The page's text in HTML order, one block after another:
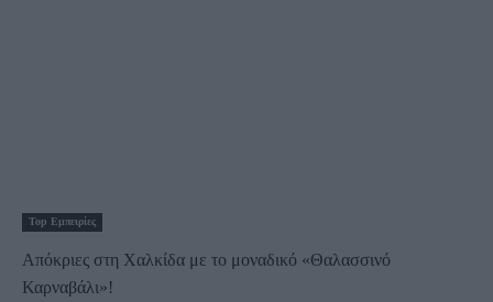
Τοp Εμπειρίες
Απόκριες στη Χαλκίδα με το μοναδικό «Θαλασσινό
Καρναβάλι»!